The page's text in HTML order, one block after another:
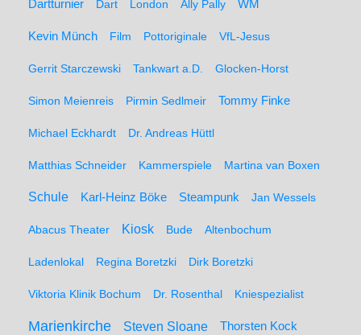
Dartturnier Dart London Ally Pally WM
Kevin Münch Film Pottoriginale VfL-Jesus
Gerrit Starczewski Tankwart a.D. Glocken-Horst
Simon Meienreis Pirmin Sedlmeir Tommy Finke
Michael Eckhardt Dr. Andreas Hüttl
Matthias Schneider Kammerspiele Martina van Boxen
Schule Karl-Heinz Böke Steampunk Jan Wessels
Abacus Theater Kiosk Bude Altenbochum
Ladenlokal Regina Boretzki Dirk Boretzki
Viktoria Klinik Bochum Dr. Rosenthal Kniespezialist
Marienkirche Steven Sloane Thorsten Kock